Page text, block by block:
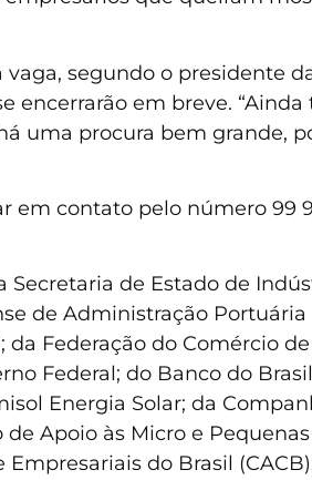
segundo o presidente
encerrarão em breve.
uma procura bem grande,
contato pelo número 99
de Estado de
de Administração
Federação do Comércio
Federal; do Banco do
Energia Solar; da
Apoio às Micro e
do Brasil